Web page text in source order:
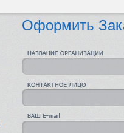
Оформить